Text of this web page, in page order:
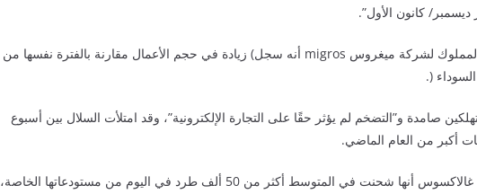
كانون الأول”.
ويزعم عملاق التجارة الإلكترونية المملوك لشركة ميغروس migros أنه سجل) زيادة في حجم الأعمال مقارنة بالفترة نفسها من
(.
صامدة و”التضخم لم يؤثر حقًا على التجارة الإلكترونية”، وقد امتلأت السلال بين أسبوع
أكبر من العام الماضي.
في الأسابيع الأخيرة، أكدت شركة غالاكسوس أنها شحنت في المتوسط ​​أكثر من 50 ألف طرد في اليوم من مستودعاتها الخاصة،